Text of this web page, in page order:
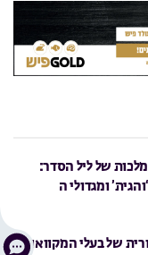
של ליל הסדר:
ומגדולי ה
של בעלי המקוואות